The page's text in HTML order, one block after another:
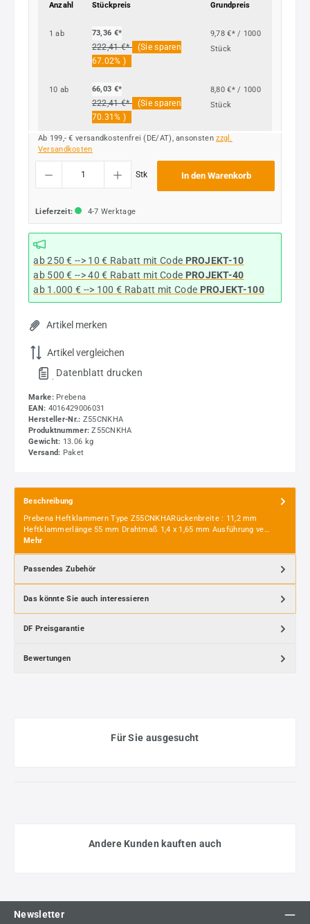
Anzahl Stückpreis Grundpreis
1 ab 73,36 €*
222,41 €* (Sie sparen
67.02% )
9,78 €* / 1000
Stück
10 ab 66,03 €*
222,41 €* (Sie sparen
70.31% )
8,80 €* / 1000
Stück
Ab 199,- € versandkostenfrei (DE/AT), ansonstenzzgl.
Versandkosten
Produkt Anzahl: Gib den gewünschten Wert ein oder benutze die Schaltflächen um
Stk In den Warenkorb
Lieferzeit: 4-7 Werktage
ab 250 € --> 10 € Rabatt mit Code PROJEKT-10
ab 500 € --> 40 € Rabatt mit Code PROJEKT-40
ab 1.000 € --> 100 € Rabatt mit Code PROJEKT-100
Artikel merken
Artikel vergleichen
. Datenblatt drucken
Marke: Prebena
EAN: 4016429006031
Hersteller-Nr.: Z55CNKHA
Produktnummer: Z55CNKHA
Gewicht: 13.06 kg
Versand: Paket
Beschreibung
Prebena Heftklammern Type Z55CNKHARückenbreite : 11,2 mm
Heftklammerlänge 55 mm Drahtmaß 1,4 x 1,65 mm Ausführung ve…
Mehr
Passendes Zubehör
Das könnte Sie auch interessieren
DF Preisgarantie
Bewertungen
Für Sie ausgesucht
Andere Kunden kauften auch
Newsletter